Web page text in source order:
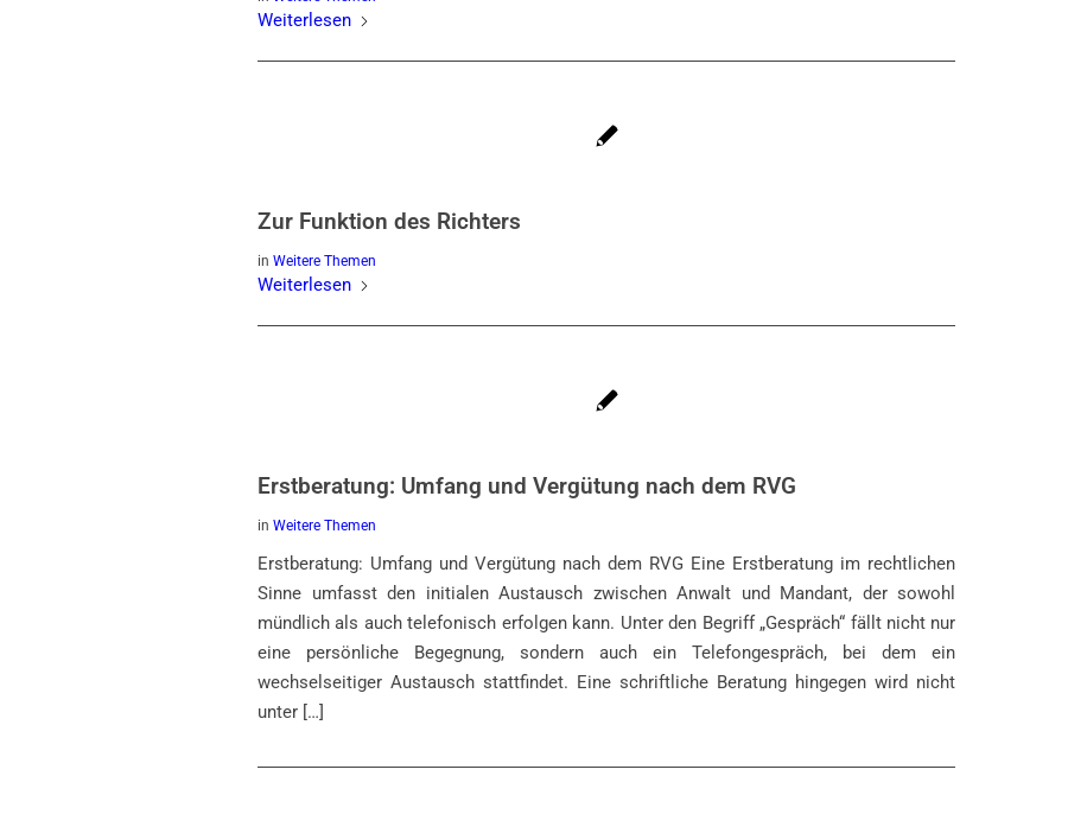
Weiterlesen
Zur Funktion des Richters
in Weitere Themen
Weiterlesen
Erstberatung: Umfang und Vergütung nach dem RVG
in Weitere Themen
Erstberatung: Umfang und Vergütung nach dem RVG Eine Erstberatung im rechtlichen
Sinne umfasst den initialen Austausch zwischen Anwalt und Mandant, der sowohl
mündlich als auch telefonisch erfolgen kann. Unter den Begriff „Gespräch“ fällt nicht nur
eine persönliche Begegnung, sondern auch ein Telefongespräch, bei dem ein
wechselseitiger Austausch stattfindet. Eine schriftliche Beratung hingegen wird nicht
unter […]